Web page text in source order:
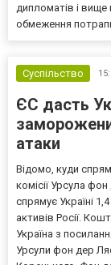
дипломатів і вище
обмеження
Суспільство
ЄС дасть
атаки
Відомо, куди
комісії Урсула
спрямує Україні
активів Росії.
Україна з
Урсули фон дер